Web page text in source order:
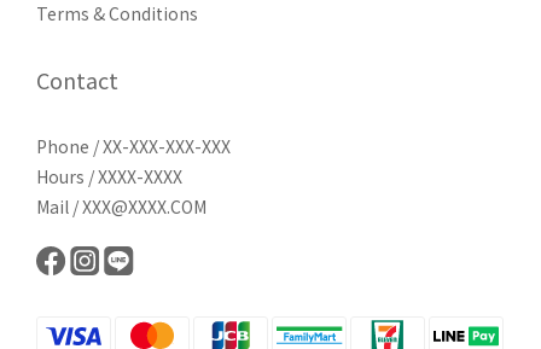
Terms & Conditions
Contact
Phone / XX-XXX-XXX-XXX
Hours / XXXX-XXXX
Mail / XXX@XXXX.COM